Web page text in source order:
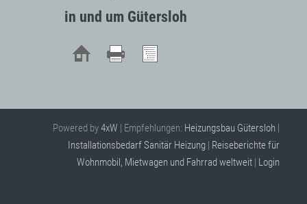
in und um Gütersloh
Powered by4xW | Empfehlungen: Heizungsbau Gütersloh |
Installationsbedarf Sanitär Heizung | Reiseberichte für
Wohnmobil, Mietwagen und Fahrrad weltweit | Login